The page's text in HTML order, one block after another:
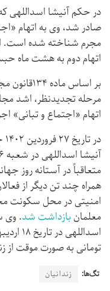
صادر شد، وی به اتهام
مجرم شناخته شده است. او
اتهام دوم به هشت ماه
بر اساس
مرحله تجدیدنظر، اشد
اتهام «اجتماع و تبانی»
همراه چند تن دیگر از
امنیتی در محل سکونت
معلمان بازداشت شد. وی
تومانی به صورت موقت از
تگ‌ها: زندانیان